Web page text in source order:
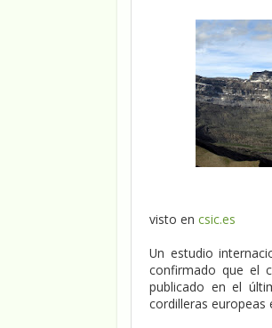
visto en csic.es
Un estudio
confirmado que el
publicado en el
cordilleras europeas